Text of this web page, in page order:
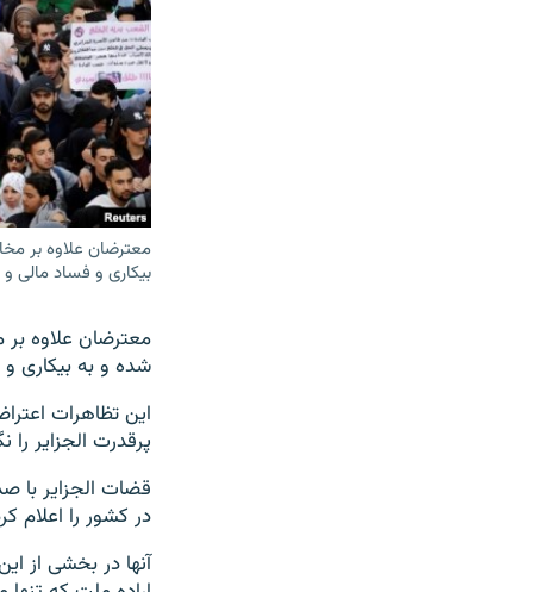
معترضان علاوه بر
بیکاری و فساد مالی و
معترضان علاوه بر
شده و به بیکاری و
این تظاهرات
پرقدرت الجزایر
قضات الجزایر با
در کشور را اعلام
آنها در بخشی از